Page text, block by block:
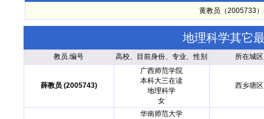
黄教员（2005733
地理科学其它
教员.编号 高校、目前身份、专业、性别 所在城区
薛教员 (2005743)
广西师范学院
本科大三在读
地理科学
女
西乡塘区
华南师范大学